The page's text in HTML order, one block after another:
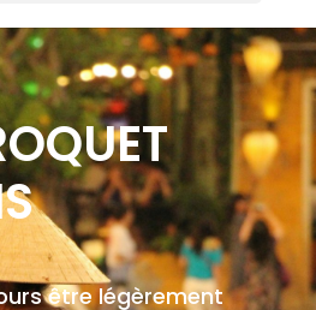
être légè­re­ment